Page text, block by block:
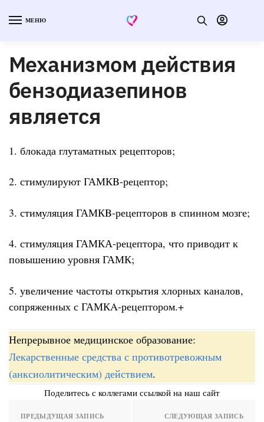
МЕНЮ
Механизмом действия
бензодиазепинов
является
1. блокада глутаматных рецепторов;
2. стимулируют ГАМКB-рецептор;
3. стимуляция ГАМКB-рецепторов в спинном мозге;
4. стимуляция ГАМКА-рецептора, что приводит к
повышению уровня ГАМК;
5. увеличение частоты открытия хлорных каналов,
сопряженных с ГАМКA-рецептором.+
Непрерывное медицинское образование:
Лекарственные средства с противотревожным
(анксиолитическим) действием.
Поделитесь с коллегами ссылкой на наш сайт
ПРЕДЫДУЩАЯ ЗАПИСЬ СЛЕДУЮЩАЯ ЗАПИСЬ